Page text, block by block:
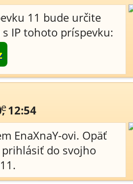
11 bude určite
IP tohoto príspevku:
12:54
EnaXnaY-ovi. Opäť
prihlásiť do svojho